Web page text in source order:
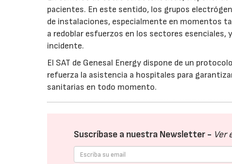
pacientes. En este sentido, los grupos
de instalaciones, especialmente en momentos
a redoblar esfuerzos en los sectores
incidente.
El SAT de Genesal Energy dispone de un
refuerza la asistencia a hospitales para
sanitarias en todo momento.
Suscríbase a nuestra Newsletter - Ver